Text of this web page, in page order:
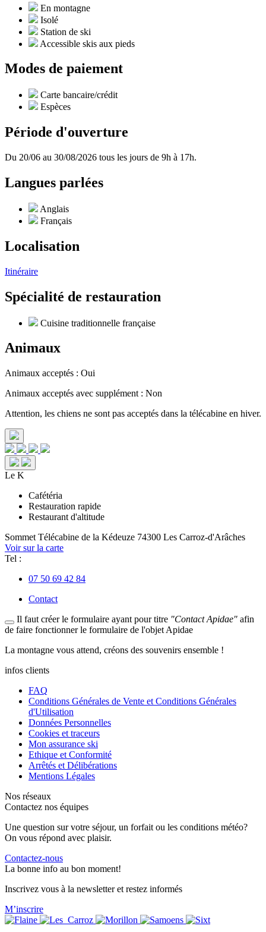
En montagne
Isolé
Station de ski
Accessible skis aux pieds
Modes de paiement
Carte bancaire/crédit
Espèces
Période d'ouverture
Du 20/06 au 30/08/2026 tous les jours de 9h à 17h.
Langues parlées
Anglais
Français
Localisation
Itinéraire
Spécialité de restauration
Cuisine traditionnelle française
Animaux
Animaux acceptés : Oui
Animaux acceptés avec supplément : Non
Attention, les chiens ne sont pas acceptés dans la télécabine en hiver.
Le K
Cafétéria
Restauration rapide
Restaurant d'altitude
Sommet Télécabine de la Kédeuze 74300 Les Carroz-d'Arâches
Voir sur la carte
Tel :
07 50 69 42 84
Contact
Il faut créer le formulaire ayant pour titre "Contact Apidae" afin
de faire fonctionner le formulaire de l'objet Apidae
La montagne vous attend, créons des souvenirs ensemble !
infos clients
FAQ
Conditions Générales de Vente et Conditions Générales
d'Utilisation
Données Personnelles
Cookies et traceurs
Mon assurance ski
Ethique et Conformité
Arrêtés et Délibérations
Mentions Légales
Nos réseaux
Contactez nos équipes
Une question sur votre séjour, un forfait ou les conditions météo?
On vous répond avec plaisir.
Contactez-nous
La bonne info au bon moment!
Inscrivez vous à la newsletter et restez informés
M’inscrire